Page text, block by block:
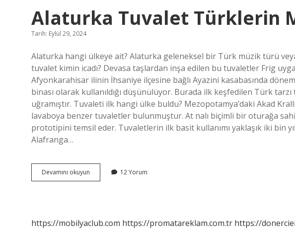
Alaturka Tuvalet Türklerin
Tarih: Eylül 29, 2024
Alaturka hangi ülkeye ait? Alaturka geleneksel bir Türk müzik türü
tuvalet kimin icadı? Devasa taşlardan inşa edilen bu tuvaletler Frig
Afyonkarahisar ilinin İhsaniye ilçesine bağlı Ayazini kasabasında
binası olarak kullanıldığı düşünülüyor. Burada ilk keşfedilen Türk
uğramıştır. Tuvaleti ilk hangi ülke buldu? Mezopotamya’daki Akad
lavaboya benzer tuvaletler bulunmuştur. At nalı biçimli bir oturağa
prototipini temsil eder. Tuvaletlerin ilk basit kullanımı yaklaşık iki bin
Alafranga…
Devamını okuyun Alaturka
Tuvalet
12 Yorum
https://mobilyaclub.com https://promatareklam.com.tr https://